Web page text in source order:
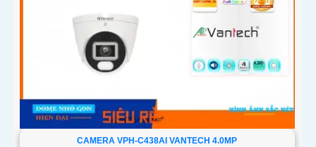
CAMERA VPH-C438AI VANTECH 4.0MP